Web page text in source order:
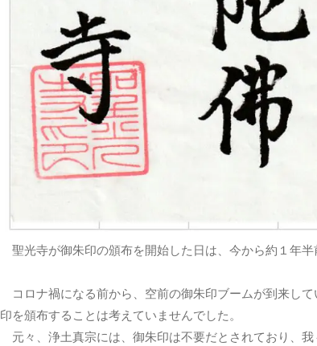
聖光寺が御朱印の頒布を開始した日は、今から約１年半
コロナ禍になる前から、空前の御朱印ブームが到来し
印を頒布することは考えていませんでした。
元々、浄土真宗には、御朱印は不要だとされており、